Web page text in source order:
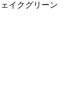
イクグリーン